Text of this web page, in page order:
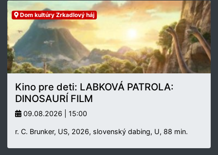
Dom kultúry Zrkadlový háj
Kino pre deti: LABKOVÁ PATROLA:
DINOSAURÍ FILM
09.08.2026 | 15:00
r. C. Brunker, US, 2026, slovenský dabing, U, 88 min.